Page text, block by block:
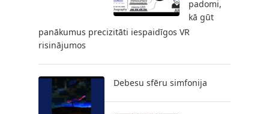
padomi,
kā gūt
panākumus precizitāti iespaidīgos VR
risinājumos
Debesu sfēru simfonija